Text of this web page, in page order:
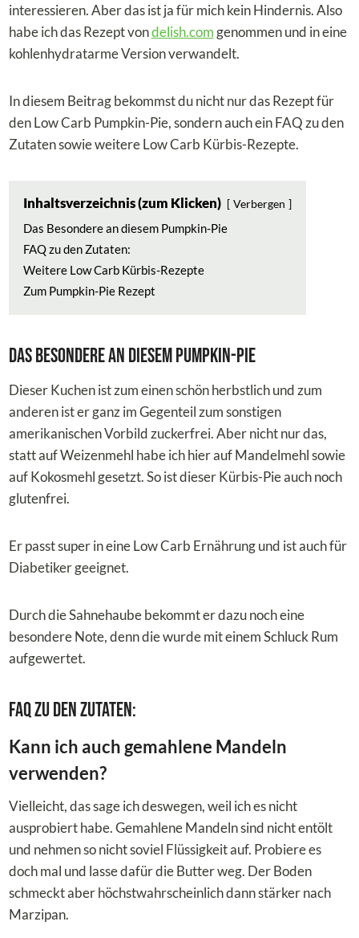
interessieren. Aber das ist ja für mich kein Hindernis. Also
habe ich das Rezept vondelish.com genommen und in eine
kohlenhydratarme Version verwandelt.
In diesem Beitrag bekommst du nicht nur das Rezept für
den Low Carb Pumpkin-Pie, sondern auch ein FAQ zu den
Zutaten sowie weitere Low Carb Kürbis-Rezepte.
Inhaltsverzeichnis (zum Klicken) Verbergen
Das Besondere an diesem Pumpkin-Pie
FAQ zu den Zutaten:
Weitere Low Carb Kürbis-Rezepte
Zum Pumpkin-Pie Rezept
Das Besondere an diesem Pumpkin-Pie
Dieser Kuchen ist zum einen schön herbstlich und zum
anderen ist er ganz im Gegenteil zum sonstigen
amerikanischen Vorbild zuckerfrei. Aber nicht nur das,
statt auf Weizenmehl habe ich hier auf Mandelmehl sowie
auf Kokosmehl gesetzt. So ist dieser Kürbis-Pie auch noch
glutenfrei.
Er passt super in eine Low Carb Ernährung und ist auch für
Diabetiker geeignet.
Durch die Sahnehaube bekommt er dazu noch eine
besondere Note, denn die wurde mit einem Schluck Rum
aufgewertet.
FAQ zu den Zutaten:
Kann ich auch gemahlene Mandeln
verwenden?
Vielleicht, das sage ich deswegen, weil ich es nicht
ausprobiert habe. Gemahlene Mandeln sind nicht entölt
und nehmen so nicht soviel Flüssigkeit auf. Probiere es
doch mal und lasse dafür die Butter weg. Der Boden
schmeckt aber höchstwahrscheinlich dann stärker nach
Marzipan.